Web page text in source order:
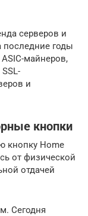
серверов и
последние годы
майнеров,
и
кнопки
кнопку Home
от физической
отдачей
Сегодня